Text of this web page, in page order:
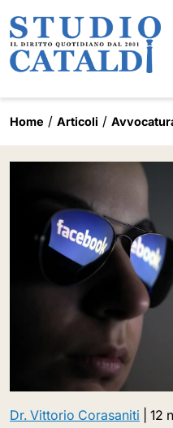
Home Articoli
Dr. Vittorio Corasaniti 12